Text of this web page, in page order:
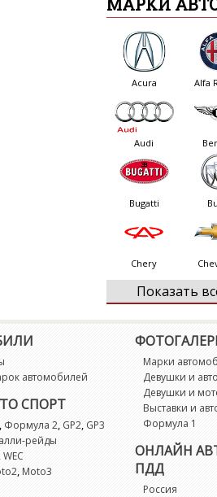
Acura Alfa
Audi
Bugatti
Chery
Daihatsu
DS
Показать
автомобилей
СПОРТ
, Формула 2, GP2, GP3
рейды
,WEC
,Moto3
Марки
Девушки и
Девушки и
Выставки и
Формула 1
ОНЛАЙН
ПДД
Россия